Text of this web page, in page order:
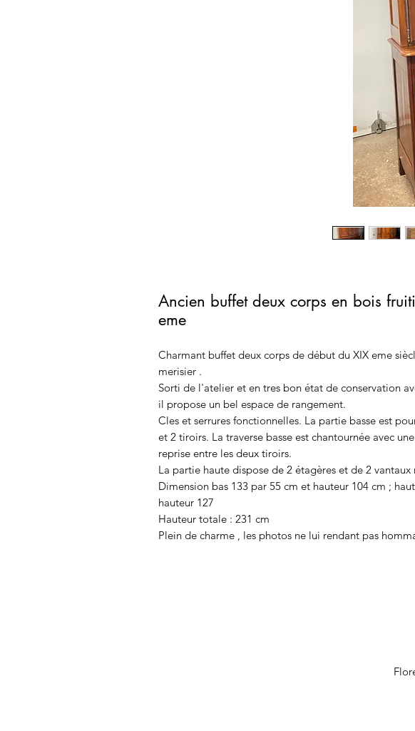
Ancien buffet deux corps en bois
eme
Charmant buffet deux corps de début du XIX eme
merisier .
Sorti de l'atelier et en tres bon état de conservation
il propose un bel espace de rangement.
Cles et serrures fonctionnelles. La partie basse est
et 2 tiroirs. La traverse basse est chantournée avec
reprise entre les deux tiroirs.
La partie haute dispose de 2 étagères et de 2 vantaux
Dimension bas 133 par 55 cm et hauteur 104 cm ;
hauteur 127
Hauteur totale : 231 cm
Plein de charme , les photos ne lui rendant pas